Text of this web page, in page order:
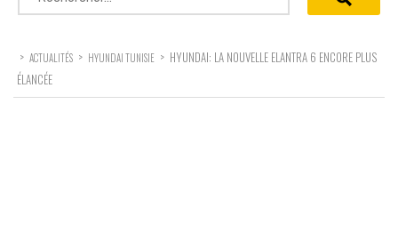
> ACTUALITÉS > HYUNDAI TUNISIE > HYUNDAI: LA NOUVELLE ELANTRA 6 ENCORE PLUS
ÉLANCÉE